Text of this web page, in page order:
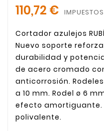
110,72 €
Cortador azulejos
Nuevo soporte
durabilidad y
de acero cromado
anticorrosión.
a 10 mm. Rodel ø 6
efecto amortiguante.
polivalente.